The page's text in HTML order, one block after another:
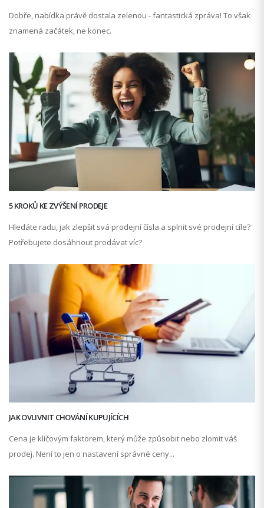
Dobře, nabídka právě dostala zelenou - fantastická zpráva! To však
znamená začátek, ne konec.
5 KROKŮ KE ZVÝŠENÍ PRODEJE
Hledáte radu, jak zlepšit svá prodejní čísla a splnit své prodejní cíle?
Potřebujete dosáhnout prodávat víc?
JAK OVLIVNIT CHOVÁNÍ KUPUJÍCÍCH
Cena je klíčovým faktorem, který může způsobit nebo zlomit váš
prodej. Není to jen o nastavení správné ceny...